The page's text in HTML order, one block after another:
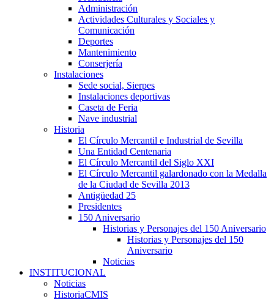
Administración
Actividades Culturales y Sociales y
Comunicación
Deportes
Mantenimiento
Conserjería
Instalaciones
Sede social, Sierpes
Instalaciones deportivas
Caseta de Feria
Nave industrial
Historia
El Círculo Mercantil e Industrial de Sevilla
Una Entidad Centenaria
El Círculo Mercantil del Siglo XXI
El Círculo Mercantil galardonado con la Medalla
de la Ciudad de Sevilla 2013
Antigüedad 25
Presidentes
150 Aniversario
Historias y Personajes del 150 Aniversario
Historias y Personajes del 150
Aniversario
Noticias
INSTITUCIONAL
Noticias
HistoriaCMIS